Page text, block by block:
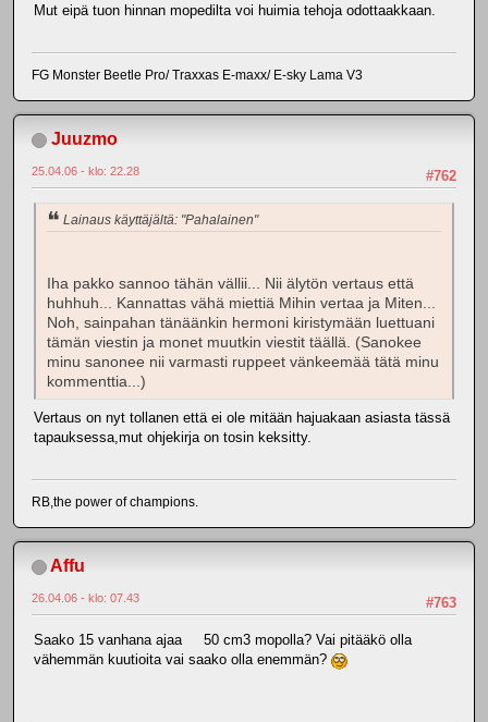
Mut eipä tuon hinnan mopedilta voi huimia tehoja odottaakkaan.
FG Monster Beetle Pro/ Traxxas E-maxx/ E-sky Lama V3
Juuzmo
#762
25.04.06 - klo: 22.28
Lainaus käyttäjältä: "Pahalainen"
Iha pakko sannoo tähän vällii... Nii älytön vertaus että
huhhuh... Kannattas vähä miettiä Mihin vertaa ja Miten...
Noh, sainpahan tänäänkin hermoni kiristymään luettuani
tämän viestin ja monet muutkin viestit täällä. (Sanokee
minu sanonee nii varmasti ruppeet vänkeemää tätä minu
kommenttia...)
Vertaus on nyt tollanen että ei ole mitään hajuakaan asiasta tässä
tapauksessa,mut ohjekirja on tosin keksitty.
RB,the power of champions.
Affu
#763
26.04.06 - klo: 07.43
Saako 15 vanhana ajaa 50 cm3 mopolla? Vai pitääkö olla
vähemmän kuutioita vai saako olla enemmän?